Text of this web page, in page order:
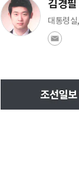
김경
대통령